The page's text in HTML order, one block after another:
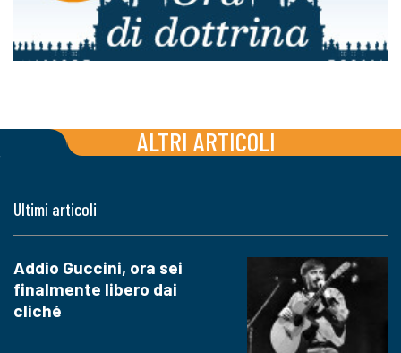
ALTRI ARTICOLI
Ultimi articoli
Addio Guccini, ora sei
finalmente libero dai
cliché